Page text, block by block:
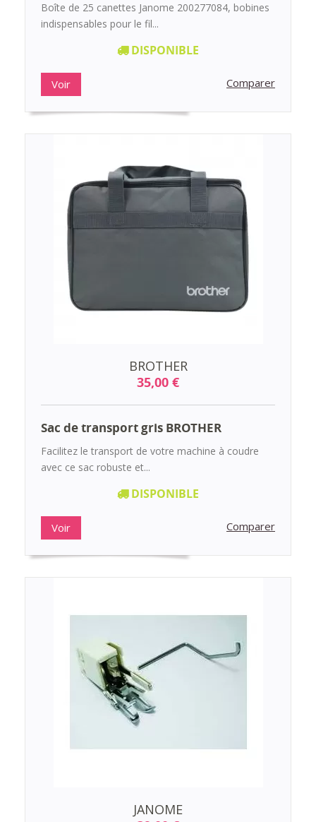
Boîte de 25 canettes Janome 200277084, bobines
indispensables pour le fil...
DISPONIBLE
Voir Comparer
BROTHER
35,00 €
Sac de transport gris BROTHER
Facilitez le transport de votre machine à coudre
avec ce sac robuste et...
DISPONIBLE
Voir Comparer
JANOME